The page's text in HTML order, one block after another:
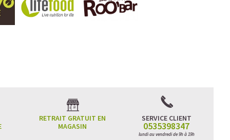
RETRAIT GRATUIT EN
MAGASIN
SERVICE CLIENT
0535398347
lundi au vendredi de 9h à 19h